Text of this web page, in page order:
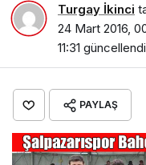
Turgay İkinci
24 Mart 2016,
11:31 güncellendi
PAYLAŞ